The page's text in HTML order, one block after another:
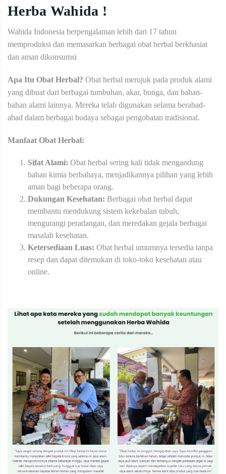
Herba Wahida !
Wahida Indonesia berpengalaman lebih dari 17 tahun
memproduksi dan memasarkan berbagai obat herbal berkhasiat
dan aman dikonsumsi
Apa Itu Obat Herbal? Obat herbal merujuk pada produk alami
yang dibuat dari berbagai tumbuhan, akar, bunga, dan bahan-
bahan alami lainnya. Mereka telah digunakan selama berabad-
abad dalam berbagai budaya sebagai pengobatan tradisional.
Manfaat Obat Herbal:
Sifat Alami: Obat herbal sering kali tidak mengandung
bahan kimia berbahaya, menjadikannya pilihan yang lebih
aman bagi beberapa orang.
Dukungan Kesehatan: Berbagai obat herbal dapat
membantu mendukung sistem kekebalan tubuh,
mengurangi peradangan, dan meredakan gejala berbagai
masalah kesehatan.
Ketersediaan Luas: Obat herbal umumnya tersedia tanpa
resep dan dapat ditemukan di toko-toko kesehatan atau
online.